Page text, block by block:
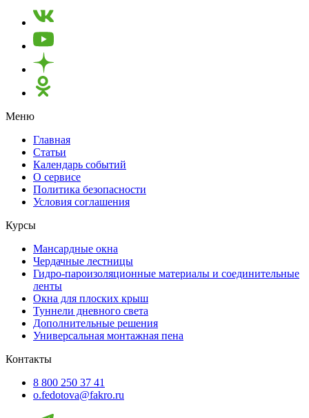
Меню
Главная
Статьи
Календарь событий
О сервисе
Политика безопасности
Условия соглашения
Курсы
Мансардные окна
Чердачные лестницы
Гидро-пароизоляционные материалы и соединительные
ленты
Окна для плоских крыш
Туннели дневного света
Дополнительные решения
Универсальная монтажная пена
Контакты
8 800 250 37 41
o.fedotova@fakro.ru